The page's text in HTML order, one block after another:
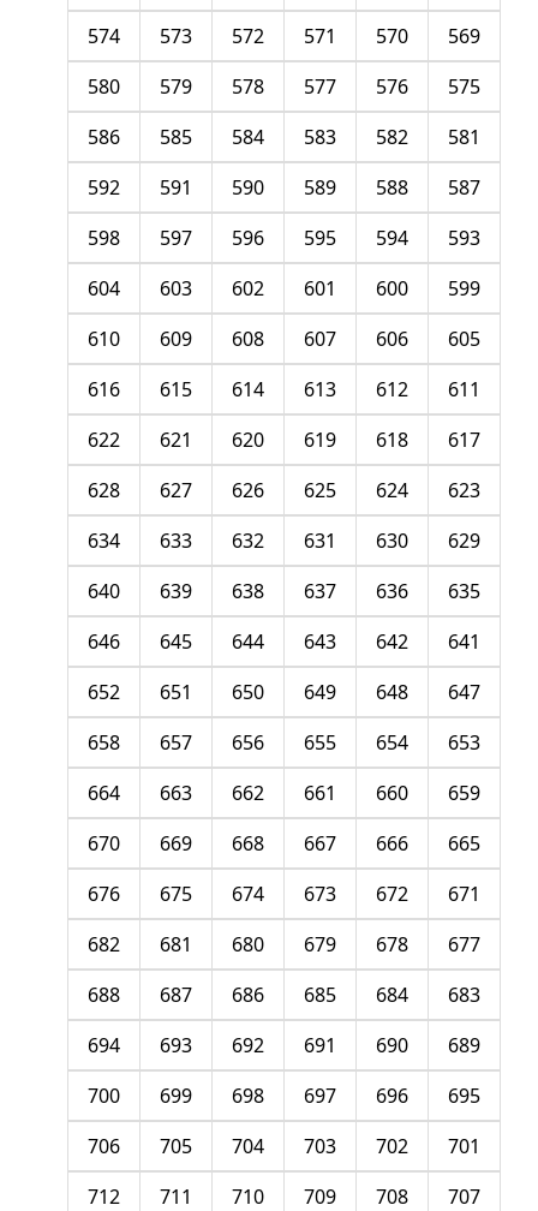
569
570
571
572
573
574
575
576
577
578
579
580
581
582
583
584
585
586
587
588
589
590
591
592
593
594
595
596
597
598
599
600
601
602
603
604
605
606
607
608
609
610
611
612
613
614
615
616
617
618
619
620
621
622
623
624
625
626
627
628
629
630
631
632
633
634
635
636
637
638
639
640
641
642
643
644
645
646
647
648
649
650
651
652
653
654
655
656
657
658
659
660
661
662
663
664
665
666
667
668
669
670
671
672
673
674
675
676
677
678
679
680
681
682
683
684
685
686
687
688
689
690
691
692
693
694
695
696
697
698
699
700
701
702
703
704
705
706
707
708
709
710
711
712